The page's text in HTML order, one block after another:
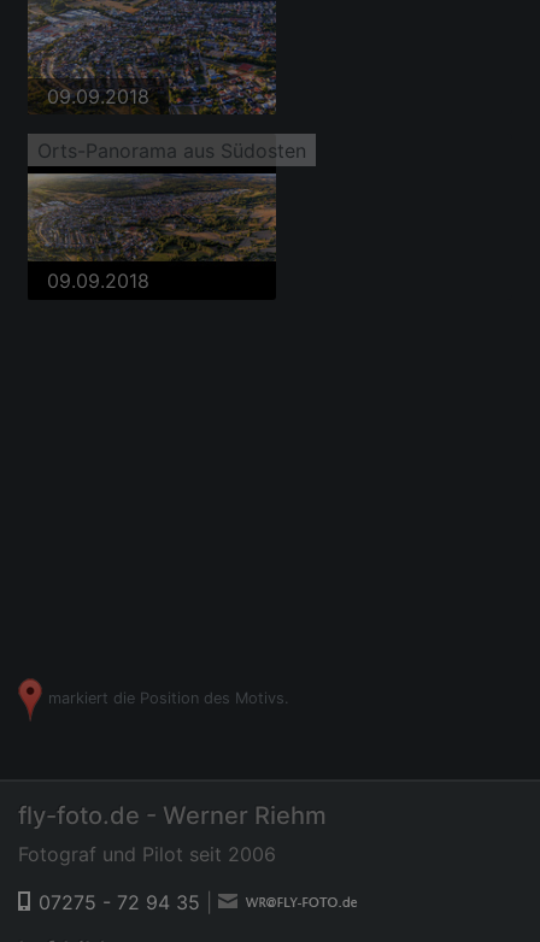
09.09.2018
Orts-Panorama aus Südosten
09.09.2018
markiert die Position des Motivs.
fly-foto.de - Werner Riehm
Fotograf und Pilot seit 2006
07275 - 72 94 35